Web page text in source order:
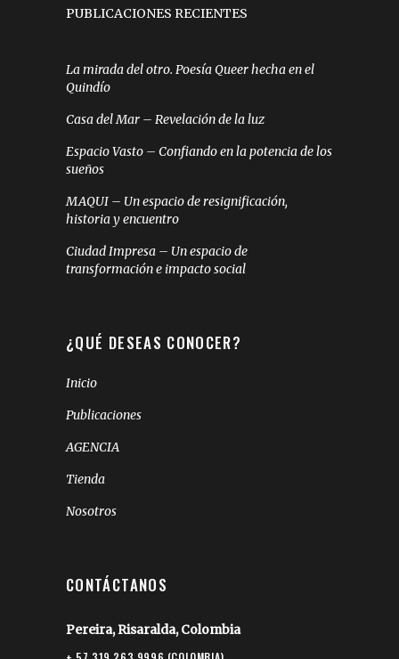
PUBLICACIONES RECIENTES
La mirada del otro. Poesía Queer hecha en el
Quindío
Casa del Mar – Revelación de la luz
Espacio Vasto – Confiando en la potencia de los
sueños
MAQUI – Un espacio de resignificación,
historia y encuentro
Ciudad Impresa – Un espacio de
transformación e impacto social
¿QUÉ DESEAS CONOCER?
Inicio
Publicaciones
AGENCIA
Tienda
Nosotros
CONTÁCTANOS
Pereira, Risaralda, Colombia